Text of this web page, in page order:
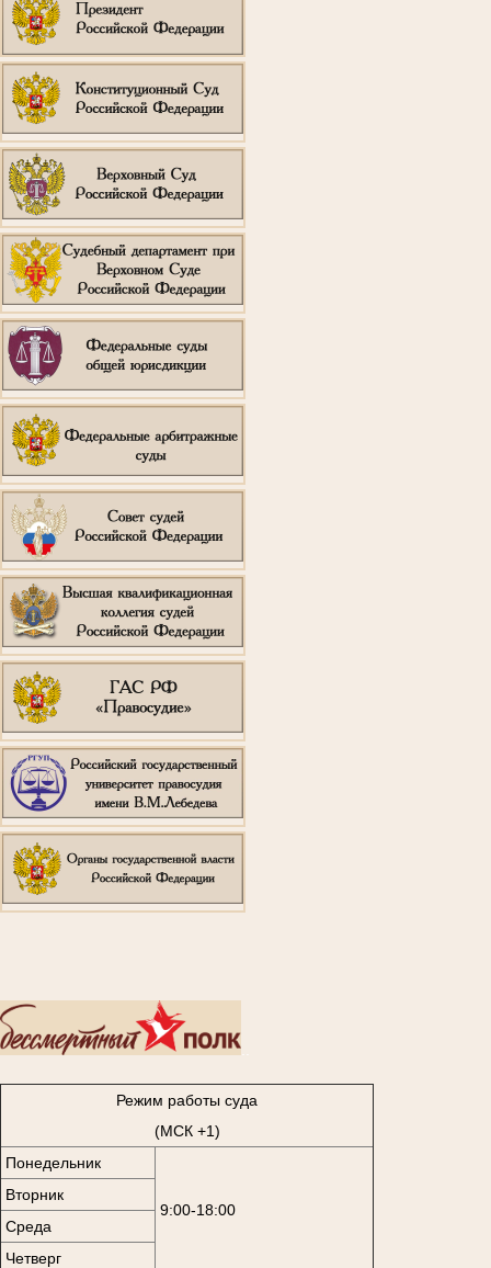
Режим работы суда
(МСК +1)
Понедельник
9:00-18:00
Вторник
Среда
Четверг